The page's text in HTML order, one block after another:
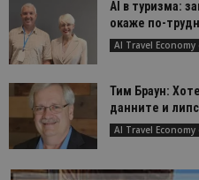
AI в туризма:
окаже по-
AI Travel
Тим Браун:
данните и
AI Travel